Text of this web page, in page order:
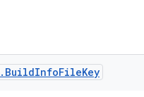
. BuildInfoFileKey